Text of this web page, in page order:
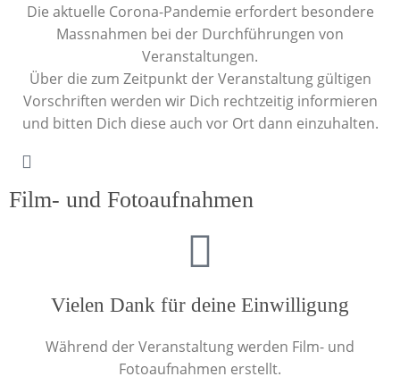
Die aktuelle Corona-Pandemie erfordert besondere
Massnahmen bei der Durchführungen von
Veranstaltungen.
Über die zum Zeitpunkt der Veranstaltung gültigen
Vorschriften werden wir Dich rechtzeitig informieren
und bitten Dich diese auch vor Ort dann einzuhalten.
Film- und Fotoaufnahmen
Vielen Dank für deine Einwilligung
Während der Veranstaltung werden Film- und
Fotoaufnahmen erstellt.